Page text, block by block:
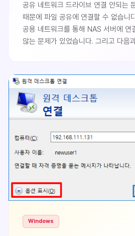
공유 네트워크 드라이브 연결 안되는
때문에 파일 공유에 연결할 수 없습니
공용 네트워크를 통해 NAS 서버에 연
않는 문제가 있었습니다. 그리고 다음
필요하며, 이 프로토콜은 안전하지 않
공격에 노출될 수 있습니다. 시스템에
필요합니다.원인다음 링크를 통해 알아
같았습니다.https://
in-windows접근하려는 NAS ..
Windows